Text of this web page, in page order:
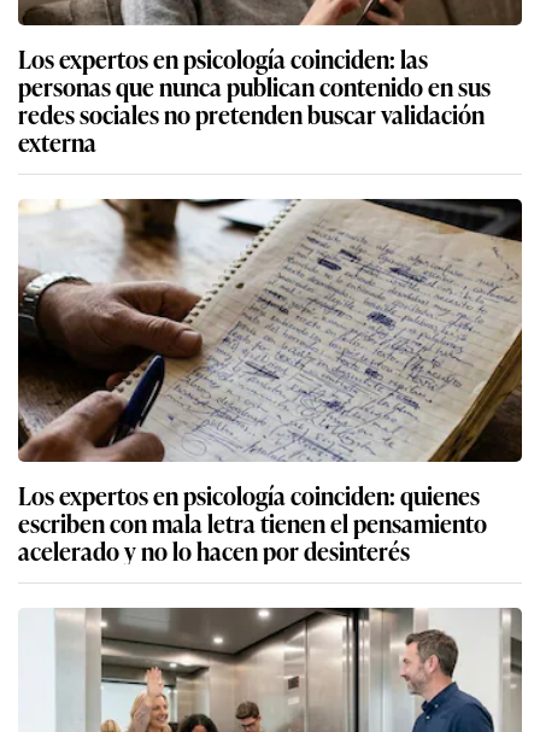
Los expertos en psicología coinciden: las
personas que nunca publican contenido en sus
redes sociales no pretenden buscar validación
externa
Los expertos en psicología coinciden: quienes
escriben con mala letra tienen el pensamiento
acelerado y no lo hacen por desinterés